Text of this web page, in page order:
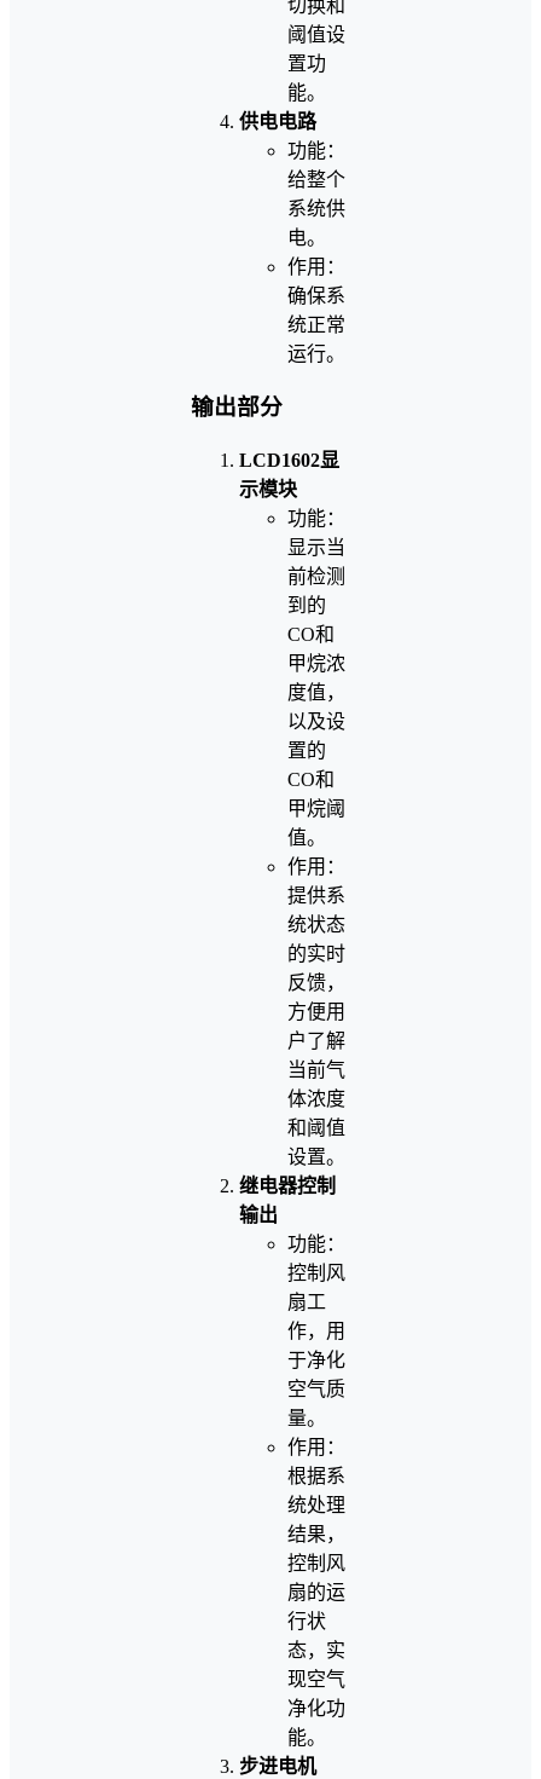
切换和
阈值设
置功
能。
供电电路
功能：
给整个
系统供
电。
作用：
确保系
统正常
运行。
输出部分
LCD1602显
示模块
功能：
显示当
前检测
到的
CO和
甲烷浓
度值，
以及设
置的
CO和
甲烷阈
值。
作用：
提供系
统状态
的实时
反馈，
方便用
户了解
当前气
体浓度
和阈值
设置。
继电器控制
输出
功能：
控制风
扇工
作，用
于净化
空气质
量。
作用：
根据系
统处理
结果，
控制风
扇的运
行状
态，实
现空气
净化功
能。
步进电机